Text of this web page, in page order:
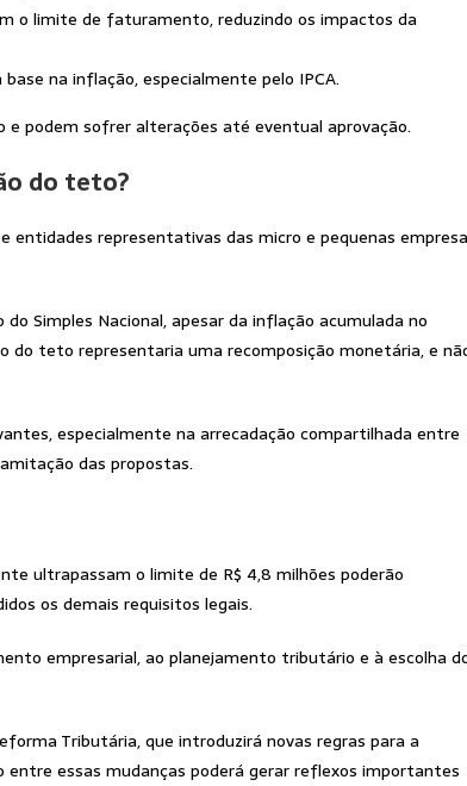
o limite de faturamento, reduzindo os impactos da
na inflação, especialmente pelo IPCA.
e podem sofrer alterações até eventual aprovação.
do teto?
representativas das micro e pequenas
Simples Nacional, apesar da inflação acumulada no
do teto representaria uma recomposição monetária, e
especialmente na arrecadação compartilhada entre
das propostas.
ultrapassam o limite de R$ 4,8 milhões poderão
os demais requisitos legais.
empresarial, ao planejamento tributário e à escolha
Tributária, que introduzirá novas regras para a
entre essas mudanças poderá gerar reflexos importantes